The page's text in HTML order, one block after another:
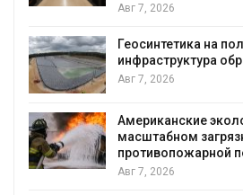
Авг 7, 2026
Геосинтетика на
инфраструктура
Авг 7, 2026
Американские
масштабном
противопожарной
Авг 7, 2026